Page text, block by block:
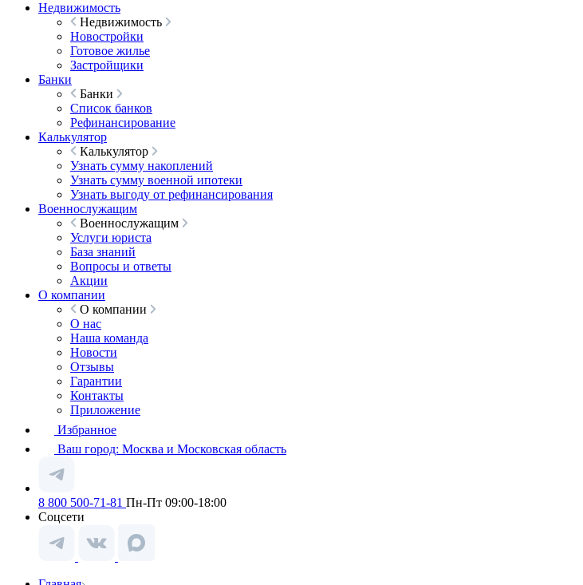
Недвижимость
Недвижимость
Новостройки
Готовое жилье
Застройщики
Банки
Банки
Список банков
Рефинансирование
Калькулятор
Калькулятор
Узнать сумму накоплений
Узнать сумму военной ипотеки
Узнать выгоду от рефинансирования
Военнослужащим
Военнослужащим
Услуги юриста
База знаний
Вопросы и ответы
Акции
О компании
О компании
О нас
Наша команда
Новости
Отзывы
Гарантии
Контакты
Приложение
Избранное
Ваш город: Москва и Московская область
8 800 500-71-81 Пн-Пт 09:00-18:00
Соцсети